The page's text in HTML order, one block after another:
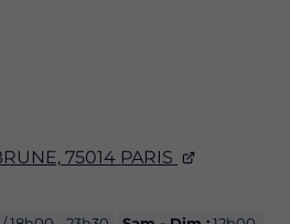
75014 PARIS